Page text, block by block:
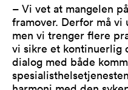
– Vi vet at mangelen
framover. Derfor må vi
men vi trenger flere
vi sikre et kontinuerlig
dialog med både